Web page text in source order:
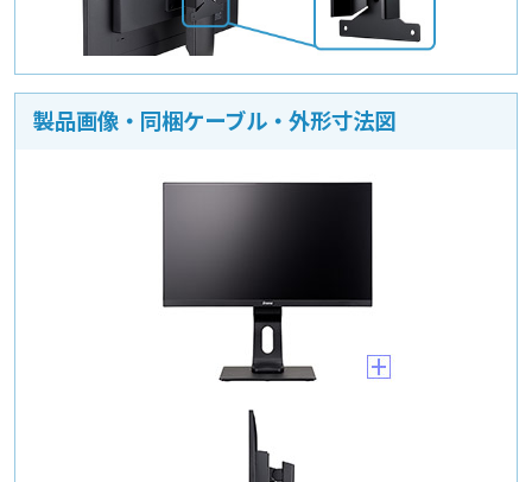
製品画像・同梱ケーブル・外形寸法図